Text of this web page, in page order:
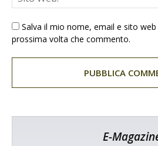
Salva il mio nome, email e sito
prossima volta che commento.
E-